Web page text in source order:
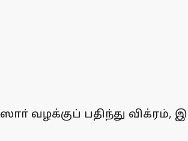
வழக்குப் பதிந்து விக்ரம்,